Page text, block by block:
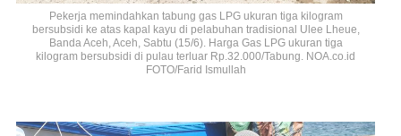
Pekerja memindahkan tabung gas LPG ukuran tiga kilogram
bersubsidi ke atas kapal kayu di pelabuhan tradisional Ulee Lheue,
Banda Aceh, Aceh, Sabtu (15/6). Harga Gas LPG ukuran tiga
kilogram bersubsidi di pulau terluar Rp.32.000/Tabung. NOA.co.id
FOTO/Farid Ismullah